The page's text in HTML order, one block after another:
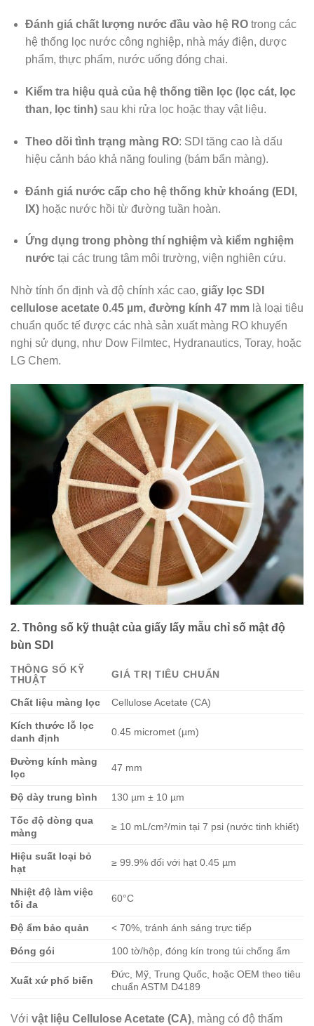
Đánh giá chất lượng nước đầu vào hệ ROtrong các
hệ thống lọc nước công nghiệp, nhà máy điện, dược
phẩm, thực phẩm, nước uống đóng chai.
Kiểm tra hiệu quả của hệ thống tiền lọc (lọc cát, lọc
than, lọc tinh)sau khi rửa lọc hoặc thay vật liệu.
Theo dõi tình trạng màng RO: SDI tăng cao là dấu
hiệu cảnh báo khả năng fouling (bám bẩn màng).
Đánh giá nước cấp cho hệ thống khử khoáng (EDI,
IX)hoặc nước hồi từ đường tuần hoàn.
Ứng dụng trong phòng thí nghiệm và kiểm nghiệm
nướctại các trung tâm môi trường, viện nghiên cứu.
Nhờ tính ổn định và độ chính xác cao, giấy lọc SDI
cellulose acetate 0.45 µm, đường kính 47 mm là loại tiêu
chuẩn quốc tế được các nhà sản xuất màng RO khuyến
nghị sử dụng, như Dow Filmtec, Hydranautics, Toray, hoặc
LG Chem.
2. Thông số kỹ thuật của giấy lấy mẫu chỉ số mật độ
bùn SDI
THÔNG SỐ KỸ
THUẬT
GIÁ TRỊ TIÊU CHUẨN
Chất liệu màng lọc Cellulose Acetate (CA)
Kích thước lỗ lọc
danh định
0.45 micromet (µm)
Đường kính màng
lọc
47 mm
Độ dày trung bình 130 µm ± 10 µm
Tốc độ dòng qua
màng
≥ 10 mL/cm²/min tại 7 psi (nước tinh khiết)
Hiệu suất loại bỏ
hạt
≥ 99.9% đối với hạt 0.45 µm
Nhiệt độ làm việc
tối đa
60°C
Độ ẩm bảo quản < 70%, tránh ánh sáng trực tiếp
Đóng gói 100 tờ/hộp, đóng kín trong túi chống ẩm
Xuất xứ phổ biến
Đức, Mỹ, Trung Quốc, hoặc OEM theo tiêu
chuẩn ASTM D4189
Với vật liệu Cellulose Acetate (CA), màng có độ thấm